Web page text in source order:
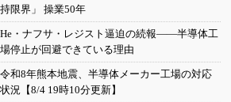
持限界」 操業50年
He・ナフサ・レジスト逼迫の続報――半導体工
場停止が回避できている理由
令和8年熊本地震、半導体メーカー工場の対応
状況【8/4 19時10分更新】